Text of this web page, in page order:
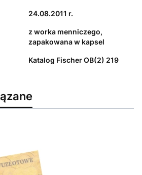
24.08.2011 r.
z worka menniczego,
zapakowana w kapsel
Katalog Fischer OB(2) 219